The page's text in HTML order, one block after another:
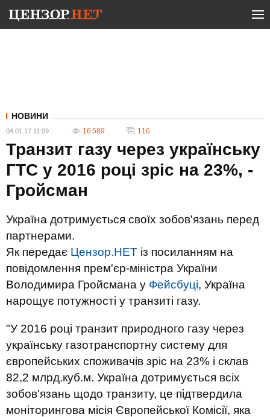
НОВИНИ
04.01.17 11:09 16 589 116
Транзит газу через українську
ГТС у 2016 році зріс на 23%, -
Гройсман
Україна дотримується своїх зобов'язань перед
партнерами.
Як передає Цензор.НЕТ із посиланням на
повідомлення прем'єр-міністра України
Володимира Гройсмана у Фейсбуці, Україна
нарощує потужності у транзиті газу.
"У 2016 році транзит природного газу через
українську газотранспортну систему для
європейських споживачів зріс на 23% і склав
82,2 млрд.куб.м. Україна дотримується всіх
зобов'язань щодо транзиту, це підтвердила
моніторингова місія Європейської Комісії, яка